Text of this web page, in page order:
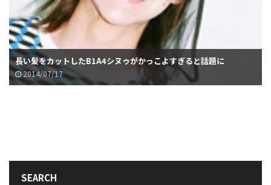
長い髪をカットしたB1A4シヌゥがかっこよすぎると話題に
2014/07/17
SEARCH